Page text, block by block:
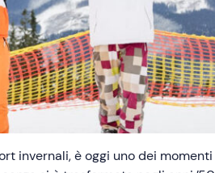
invernali, è oggi uno dei